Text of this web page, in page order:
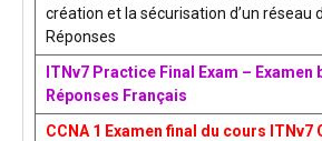
création et la sécurisation d’un réseau
Réponses
ITNv7 Practice Final Exam – Examen
Réponses Français
CCNA 1 Examen final du cours ITNv7